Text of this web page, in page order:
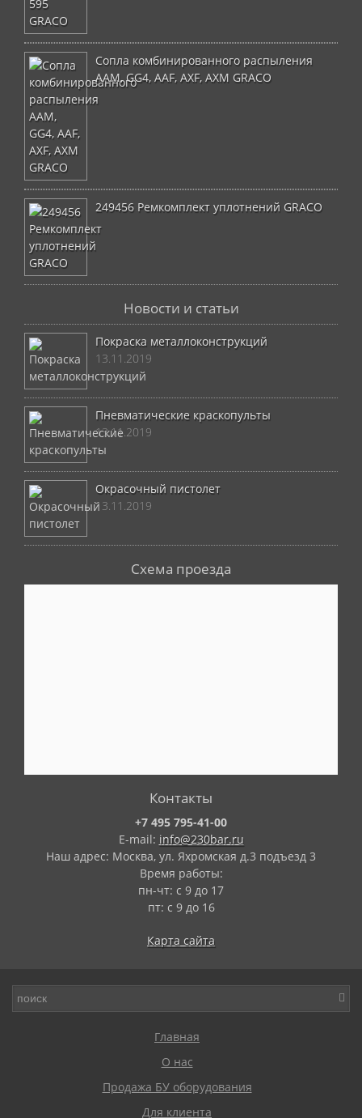
Сопла комбинированного распыления
AAM, GG4, AAF, AXF, AXM GRACO
249456 Ремкомплект уплотнений GRACO
Новости и статьи
Покраска металлоконструкций
13.11.2019
Пневматические краскопульты
13.11.2019
Окрасочный пистолет
13.11.2019
Схема проезда
Контакты
+7 495 795-41-00
E-mail: info@230bar.ru
Наш адрес: Москва, ул. Яхромская д.3 подъезд 3
Время работы:
пн-чт: с 9 до 17
пт: с 9 до 16
Карта сайта
Главная
О нас
Продажа БУ оборудования
Для клиента